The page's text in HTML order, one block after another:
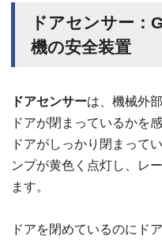
ドアセンサー：
機の安全装置
ドアセンサーは、機械外
ドアが閉まっているかを
ドアがしっかり閉まって
ンプが黄色く点灯し、レ
ます。
ドアを閉めているのにド